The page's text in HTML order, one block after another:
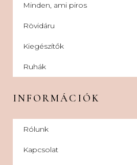
Minden, ami piros
Rövidáru
Kiegészítők
Ruhák
INFORMÁCIÓK
Rólunk
Kapcsolat